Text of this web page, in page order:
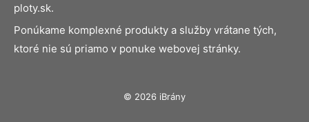
ploty.sk.
Ponúkame komplexné produkty a služby vrátane tých,
ktoré nie sú priamo v ponuke webovej stránky.
© 2026 iBrány